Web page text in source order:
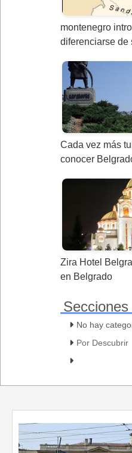
montenegro
diferenciarse de
Cada vez más
conocer
Zira Hotel
en Belgrado
Secciones
No hay
Por Descubrir